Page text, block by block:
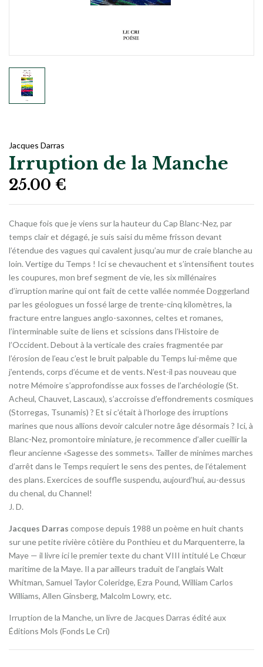
Jacques Darras
Irruption de la Manche
25.00 €
Chaque fois que je viens sur la hauteur du Cap Blanc-Nez, par
temps clair et dégagé, je suis saisi du même frisson devant
l’étendue des vagues qui cavalent jusqu’au mur de craie blanche au
loin. Vertige du Temps ! Ici se chevauchent et s’intensifient toutes
les coupures, mon bref segment de vie, les six millénaires
d’irruption marine qui ont fait de cette vallée nommée Doggerland
par les géologues un fossé large de trente-cinq kilomètres, la
fracture entre langues anglo-saxonnes, celtes et romanes,
l’interminable suite de liens et scissions dans l’Histoire de
l’Occident. Debout à la verticale des craies fragmentée par
l’érosion de l’eau c’est le bruit palpable du Temps lui-même que
j’entends, corps d’écume et de vents. N’est-il pas nouveau que
notre Mémoire s’approfondisse aux fosses de l’archéologie (St.
Acheul, Chauvet, Lascaux), s’accroisse d’effondrements cosmiques
(Storregas, Tsunamis) ? Et si c’était à l’horloge des irruptions
marines que nous allions devoir calculer notre âge désormais ? Ici, à
Blanc-Nez, promontoire miniature, je recommence d’aller cueillir la
fleur ancienne «Sagesse des sommets». Tailler de minimes marches
d’arrêt dans le Temps requiert le sens des pentes, de l’étalement
des plans. Exercices de souffle suspendu, aujourd’hui, au-dessus
du chenal, du Channel!
J. D.
Jacques Darras compose depuis 1988 un poème en huit chants
sur une petite rivière côtière du Ponthieu et du Marquenterre, la
Maye — il livre ici le premier texte du chant VIII intitulé Le Chœur
maritime de la Maye. Il a par ailleurs traduit de l’anglais Walt
Whitman, Samuel Taylor Coleridge, Ezra Pound, William Carlos
Williams, Allen Ginsberg, Malcolm Lowry, etc.
Irruption de la Manche, un livre de Jacques Darras édité aux
Éditions Mols (Fonds Le Cri)